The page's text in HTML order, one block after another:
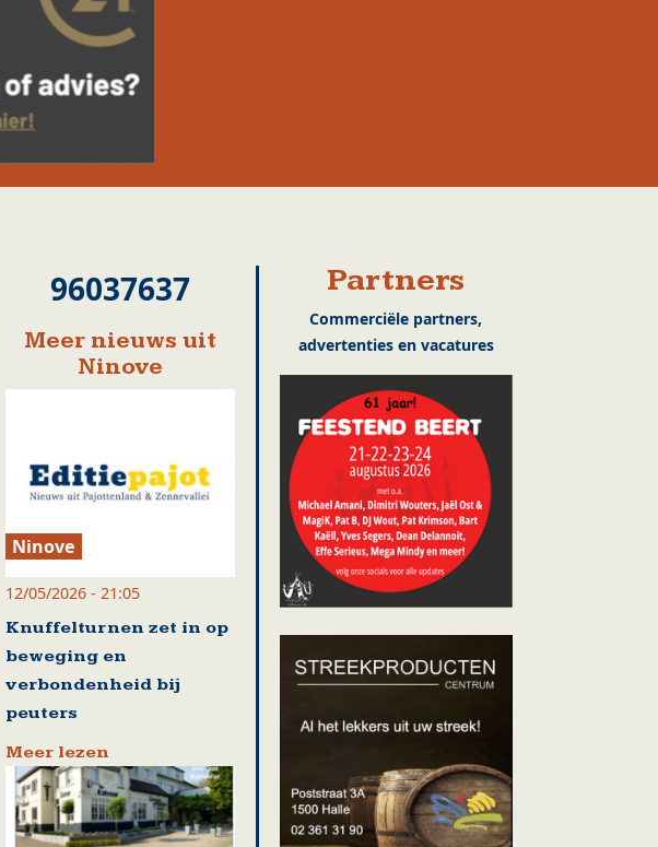
96037637
Meer nieuws uit
Ninove
Ninove
12/05/2026 - 21:05
Knuffelturnen zet in op
beweging en
verbondenheid bij
peuters
Meer lezen
Partners
Commerciële partners,
advertenties en vacatures